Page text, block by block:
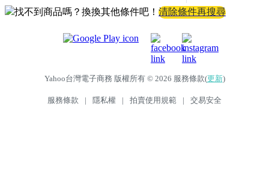
找不到商品嗎？換換其他條件吧！ 清除條件再搜尋
Yahoo台灣電子商務 版權所有 © 2026 服務條款(更新)
服務條款 | 隱私權 | 拍賣使用規範 | 交易安全